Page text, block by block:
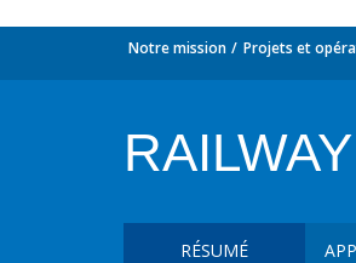
Notre mission Projets et
RÉSUMÉ